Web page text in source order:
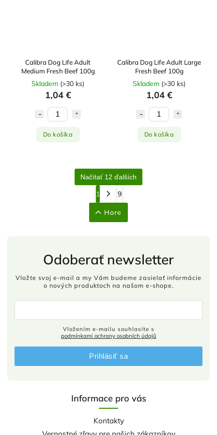
Calibra Dog Life Adult
Medium Fresh Beef 100g
Skladem (>30 ks)
1,04 €
Do košíka
Calibra Dog Life Adult Large
Fresh Beef 100g
Skladem (>30 ks)
1,04 €
Do košíka
Načítať 12 ďalších
1 9
Hore
Informace pro vás
Kontakty
Odoberať newsletter
Vložte svoj e-mail a my Vám budeme zasielať informácie
o nových produktoch na našom e-shope.
podmínkami ochrany osobních údajů
Prihlásiť sa